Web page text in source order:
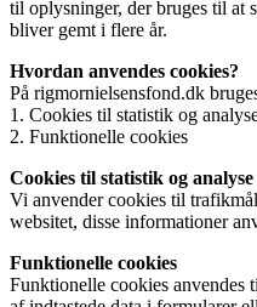
til oplysninger, der bruges til at
bliver gemt i flere år.
Hvordan anvendes cookies?
På rigmornielsensfond.dk
1. Cookies til statistik og
2. Funktionelle cookies
Cookies til statistik og analyse
Vi anvender cookies til
websitet, disse informationer
Funktionelle cookies
Funktionelle cookies